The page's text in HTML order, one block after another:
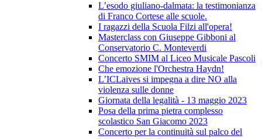
L’esodo giuliano-dalmata: la testimonianza
di Franco Cortese alle scuole.
I ragazzi della Scuola Filzi all'opera!
Masterclass con Giuseppe Gibboni al
Conservatorio C. Monteverdi
Concerto SMIM al Liceo Musicale Pascoli
Che emozione l'Orchestra Haydn!
L’ICLaives si impegna a dire NO alla
violenza sulle donne
Giornata della legalità - 13 maggio 2023
Posa della prima pietra complesso
scolastico San Giacomo 2023
Concerto per la continuità sul palco del